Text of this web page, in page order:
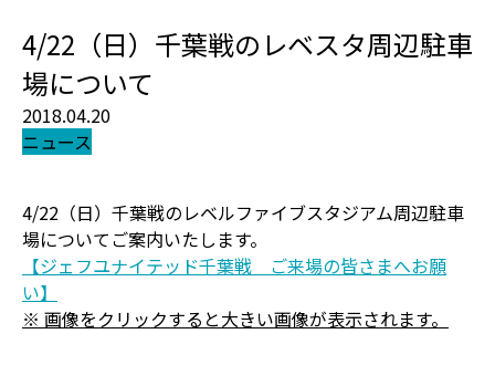
4/22（日）千葉戦のレベスタ周辺駐車
場について
2018.04.20
ニュース
4/22（日）千葉戦のレベルファイブスタジアム周辺駐車
場についてご案内いたします。
【ジェフユナイテッド千葉戦 ご来場の皆さまへお願
い】
※ 画像をクリックすると大きい画像が表示されます。